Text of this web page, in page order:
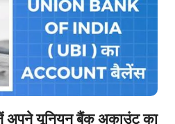
यूनियन बैंक अकाउंट का